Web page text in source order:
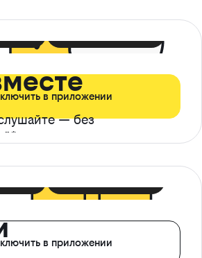
— без
в приложении
в приложении